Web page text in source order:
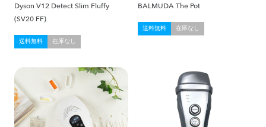
Dyson V12 Detect Slim Fluffy
(SV20 FF)
送料無料 在庫なし
BALMUDA The Pot
送料無料 在庫なし